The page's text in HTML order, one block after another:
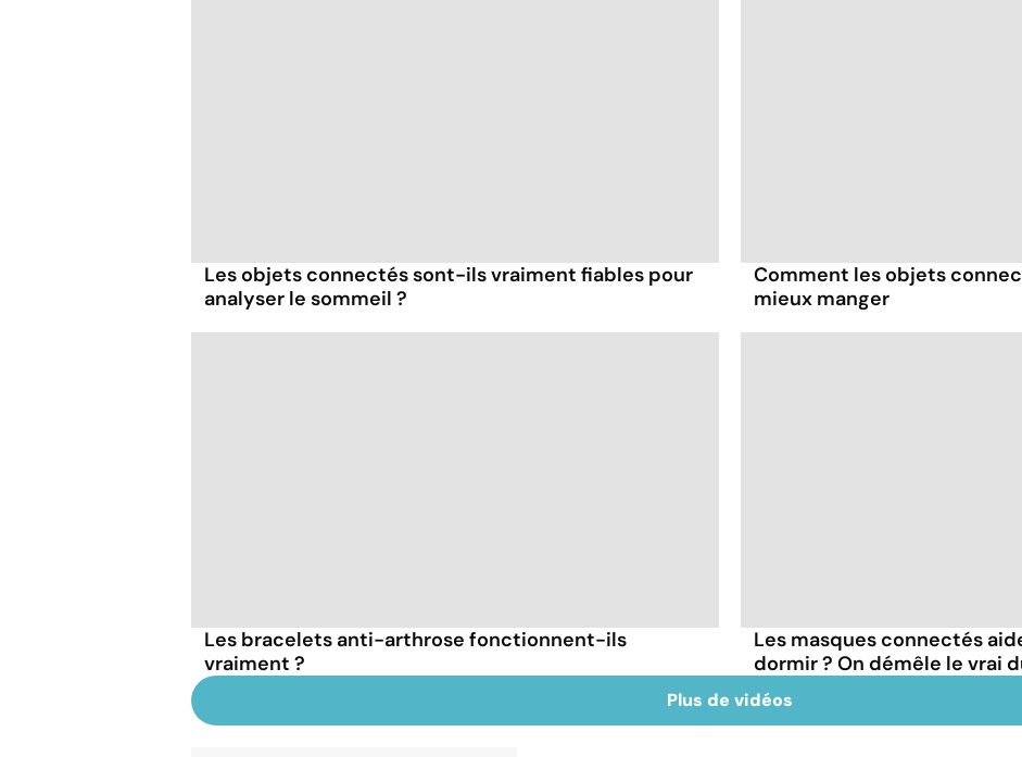
Les objets connectés sont-ils vraiment fiables pour
analyser le sommeil ?
Comment les objets
mieux manger
Les bracelets anti-arthrose fonctionnent-ils
vraiment ?
Les masques connectés
dormir ? On démêle le vrai
Plus de vidéos